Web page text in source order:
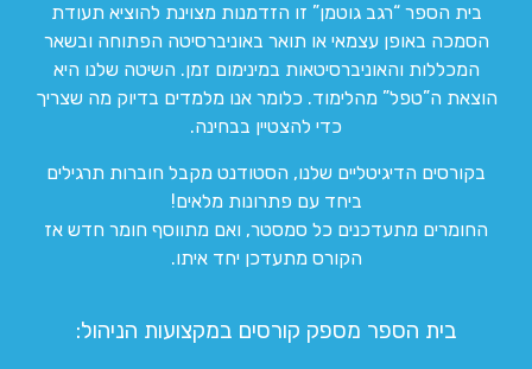
בית הספר “רגב גוטמן” זו הזדמנות מצוינת להוציא תעודת
הסמכה באופן עצמאי או תואר באוניברסיטה הפתוחה ובשאר
המכללות והאוניברסיטאות במינימום זמן. השיטה שלנו היא
הוצאת ה”טפל” מהלימוד. כלומר אנו מלמדים בדיוק מה שצריך
כדי להצטיין בבחינה.
בקורסים הדיגיטליים שלנו, הסטודנט מקבל חוברות תרגילים
ביחד עם פתרונות מלאים!
החומרים מתעדכנים כל סמסטר, ואם מתווסף חומר חדש אז
הקורס מתעדכן יחד איתו.
בית הספר מספק קורסים במקצועות הניהול: